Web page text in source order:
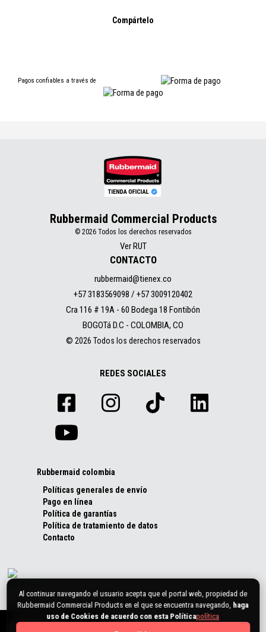
Compártelo
Pagos confiables a través de
Rubbermaid Commercial Products
© 2026 Todos los derechos reservados
Ver RUT
CONTACTO
rubbermaid@tienex.co
+57 3183569098 / +57 3009120402
Cra 116 # 19A - 60 Bodega 18 Fontibón
BOGOTá D.C - COLOMBIA, CO
© 2026 Todos los derechos reservados
REDES SOCIALES
Rubbermaid colombia
Políticas generales de envío
Pago en línea
Política de garantías
Política de tratamiento de datos
Contacto
Al continuar navegando el usuario acepta que el portal web, propiedad de
Rubbermaid Commercial Products en el que se encuentra navegando, haga
uso de Cookies de acuerdo con esta Políticapolítica